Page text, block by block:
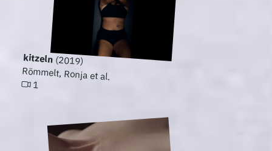
kitzeln(2019)
Römmelt, Ronja et al.
1